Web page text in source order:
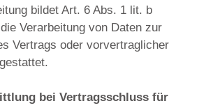
bildet Art. 6 Abs. 1 lit. b
Verarbeitung von Daten zur
Vertrags oder vorvertraglicher
bei Vertragsschluss für